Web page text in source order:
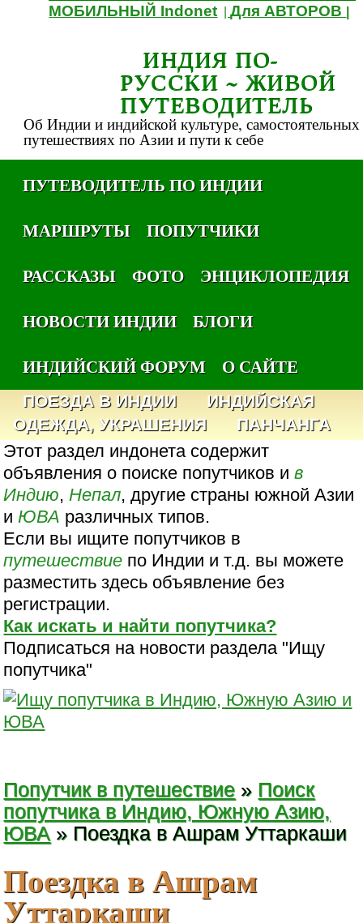
МОБИЛЬНЫЙ Indonet |Для АВТОРОВ
ИНДИЯ ПО-
РУССКИ ~ ЖИВОЙ
ПУТЕВОДИТЕЛЬ
Об Индии и индийской культуре, самостоятельных
путешествиях по Азии и пути к себе
ПУТЕВОДИТЕЛЬ ПО ИНДИИ
МАРШРУТЫ
ПОПУТЧИКИ
РАССКАЗЫ
ФОТО
ЭНЦИКЛОПЕДИЯ
НОВОСТИ ИНДИИ
БЛОГИ
ИНДИЙСКИЙ ФОРУМ
О САЙТЕ
ПОЕЗДА В ИНДИИ
ИНДИЙСКАЯ
ОДЕЖДА, УКРАШЕНИЯ
ПАНЧАНГА
Этот раздел индонета содержит
объявления о поиске попутчиков ив
Индию,Непал, другие страны южной Азии
иЮВА различных типов.
Если вы ищите попутчиков в
путешествие по Индии и т.д. вы можете
разместить здесь объявление без
регистрации.
Как искать и найти попутчика?
Подписаться на новости раздела "Ищу
попутчика"
Попутчик в путешествие » Поиск
попутчика в Индию, Южную Азию,
ЮВА » Поездка в Ашрам Уттаркаши
Поездка в Ашрам
Уттаркаши